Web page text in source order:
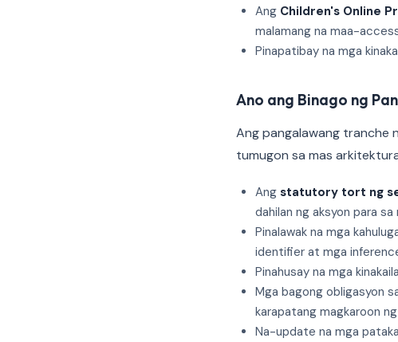
Ang Children's Online
malamang na maa-
Pinapatibay na mga
Ano ang Binago ng
Ang pangalawang tranche
tumugon sa mas
Ang statutory tort ng
dahilan ng aksyon para
Pinalawak na mga
identifier at mga
Pinahusay na mga
Mga bagong obligasyon
karapatang magkaroon
Na-update na mga